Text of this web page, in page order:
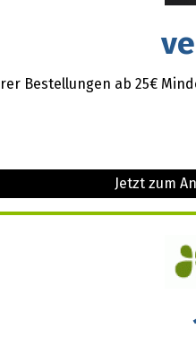
Bestellungen ab 25€
Jetzt zum